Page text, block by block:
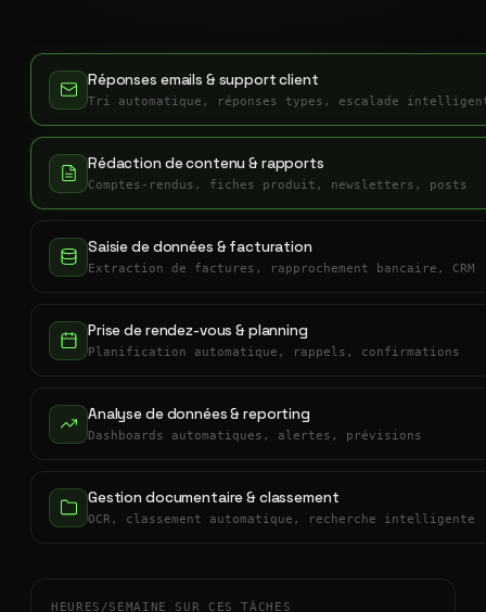
Réponses emails & support client
Tri automatique, réponses types, escalade
Rédaction de contenu & rapports
Comptes-rendus, fiches produit, newsletters, posts
Saisie de données & facturation
Extraction de factures, rapprochement bancaire, CRM
Prise de rendez-vous & planning
Planification automatique, rappels, confirmations
Analyse de données & reporting
Dashboards automatiques, alertes, prévisions
Gestion documentaire & classement
OCR, classement automatique, recherche intelligente
HEURES/SEMAINE SUR CES TÂCHES